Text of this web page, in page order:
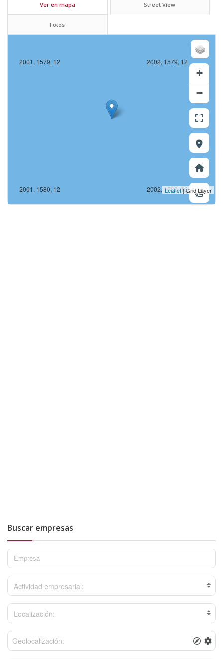
Ver en mapa Street View
Fotos
2001, 1579, 12 2002, 1579, 12
2001, 1580, 12 2002, 1580, 12
+
−
Leaflet| Grid Layer
Buscar empresas
Actividad empresarial:
Localización: